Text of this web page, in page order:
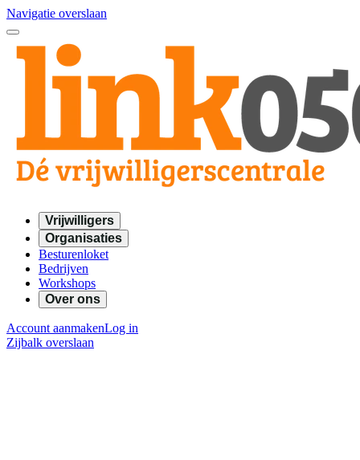
Navigatie overslaan
Vrijwilligers
Organisaties
Besturenloket
Bedrijven
Workshops
Over ons
Account aanmakenLog in
Zijbalk overslaan